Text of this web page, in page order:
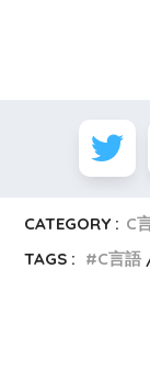
CATEGORY : C
TAGS :
C言語